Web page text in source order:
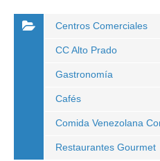
Centros Comerciales
CC Alto Prado
Gastronomía
Cafés
Comida Venezolana
Restaurantes Gourmet